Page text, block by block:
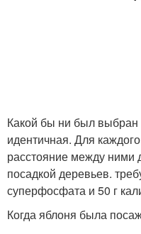
Какой бы ни был выбран
идентичная. Для
расстояние между ними
посадкой деревьев.
суперфосфата и 50 г
Когда яблоня была